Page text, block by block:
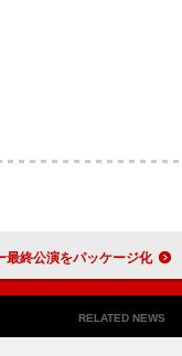
、20周年記念ドームツアー最終公演をパッケージ化
RELATED NEWS